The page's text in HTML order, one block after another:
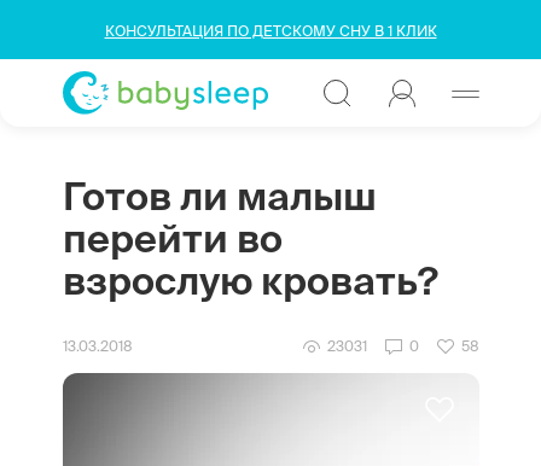
КОНСУЛЬТАЦИЯ ПО ДЕТСКОМУ СНУ В 1 КЛИК
Готов ли малыш
перейти во
взрослую кровать?
13.03.2018 23031 0 58